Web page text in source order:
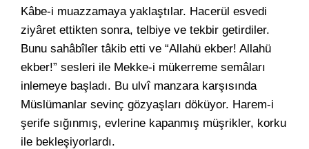
Kâbe-i muazzamaya yaklaştılar. Hacerül esvedi
ziyâret ettikten sonra, telbiye ve tekbir getirdiler.
Bunu sahâbîler tâkib etti ve “Allahü ekber! Allahü
ekber!” sesleri ile Mekke-i mükerreme semâları
inlemeye başladı. Bu ulvî manzara karşısında
Müslümanlar sevinç gözyaşları döküyor. Harem-i
şerife sığınmış, evlerine kapanmış müşrikler, korku
ile bekleşiyorlardı.